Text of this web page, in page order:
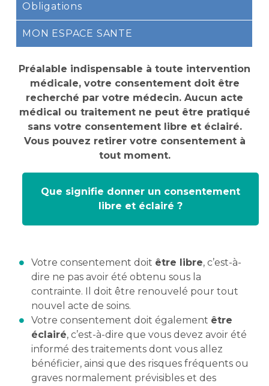
Obligations
MON ESPACE SANTE
Préalable indispensable à toute intervention
médicale, votre consentement doit être
recherché par votre médecin. Aucun acte
médical ou traitement ne peut être pratiqué
sans votre consentement libre et éclairé.
Vous pouvez retirer votre consentement à
tout moment.
Que signifie donner un consentement
libre et éclairé ?
Votre consentement doit être libre, c’est-à-
dire ne pas avoir été obtenu sous la
contrainte. Il doit être renouvelé pour tout
nouvel acte de soins.
Votre consentement doit également être
éclairé, c’est-à-dire que vous devez avoir été
informé des traitements dont vous allez
bénéficier, ainsi que des risques fréquents ou
graves normalement prévisibles et des